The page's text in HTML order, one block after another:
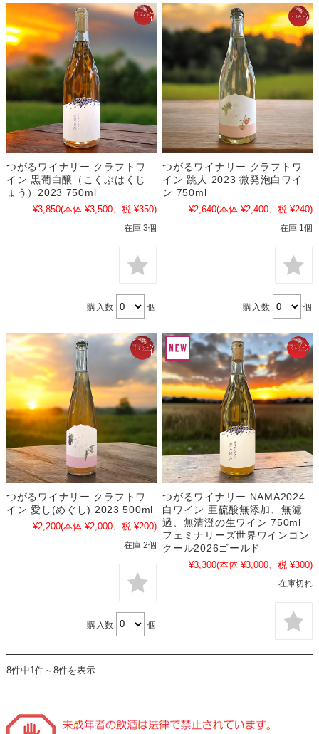
つがるワイナリー クラフトワ
イン 黒葡白醸（こくぶはくじ
ょう）2023 750ml
¥3,850(本体 ¥3,500、税 ¥350)
在庫 3個
購入数 個
つがるワイナリー クラフトワ
イン 跳人 2023 微発泡白ワイ
ン 750ml
¥2,640(本体 ¥2,400、税 ¥240)
在庫 1個
購入数 個
つがるワイナリー クラフトワ
イン 愛し(めぐし) 2023 500ml
¥2,200(本体 ¥2,000、税 ¥200)
在庫 2個
購入数 個
つがるワイナリー NAMA2024
白ワイン 亜硫酸無添加、無濾
過、無清澄の生ワイン 750ml
フェミナリーズ世界ワインコン
クール2026ゴールド
¥3,300(本体 ¥3,000、税 ¥300)
在庫切れ
8件中1件～8件を表示